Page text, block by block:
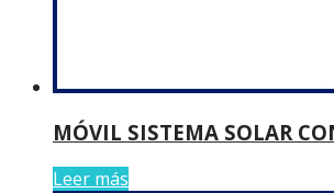
MÓVIL SISTEMA SOLAR
Leer más